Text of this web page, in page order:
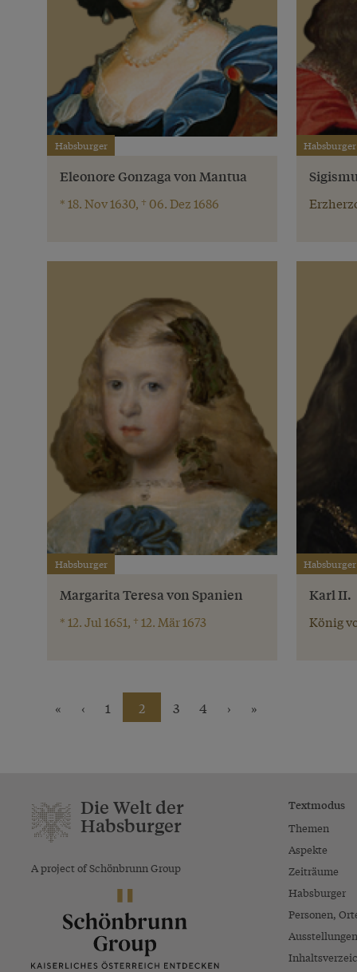
Habsburger
Eleonore Gonzaga von Mantua
* 18. Nov 1630, † 06. Dez 1686
Habsburger
Habsburger
Margarita Teresa von Spanien
* 12. Jul 1651, † 12. Mär 1673
Habsburger
Karl II.
König
« ‹ 1 2 3 4 › »
Die Welt der
Habsburger
A project of Schönbrunn Group
Textmodus
Themen
Aspekte
Zeiträume
Habsburger
Personen,
Ausstellungen